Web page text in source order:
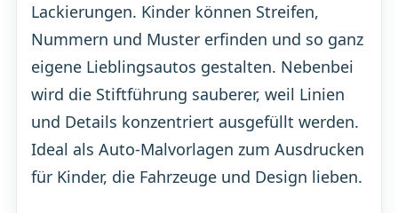
Lackierungen. Kinder können Streifen,
Nummern und Muster erfinden und so ganz
eigene Lieblingsautos gestalten. Nebenbei
wird die Stiftführung sauberer, weil Linien
und Details konzentriert ausgefüllt werden.
Ideal als Auto-Malvorlagen zum Ausdrucken
für Kinder, die Fahrzeuge und Design lieben.